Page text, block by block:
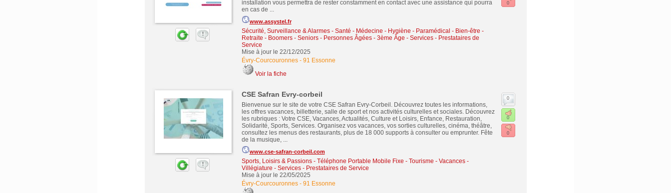
installation vous permettra de rester constamment en contact avec une assistance qui pourra
en cas de ...
www.assystel.fr
Sécurité, Surveillance & Alarmes- Santé - Médecine - Hygiène - Paramédical - Bien-être -
Retraite - Boomers - Seniors - Personnes Âgées - 3ème Âge - Services - Prestataires de
Service
Mise à jour le 22/12/2025
Évry-Courcouronnes- 91 Essonne
Voir la fiche
0
CSE Safran Evry-corbeil
Bienvenue sur le site de votre CSE Safran Evry-Corbeil. Découvrez toutes les informations,
les offres vacances, billetterie, salle de sport et nos activités culturelles et sociales. Découvrez
les rubriques : Votre CSE, Vacances, Actualités, Culture et Loisirs, Enfance, Restauration,
Solidarité, Sports, Services. Organisez vos vacances, vos sorties culturelles, cinéma, théâtre,
consultez les menus des restaurants, plus de 18 000 supports à consulter ou emprunter. Fête
de la musique, ...
www.cse-safran-corbeil.com
Sports, Loisirs & Passions- Téléphone Portable Mobile Fixe - Tourisme - Vacances -
Villégiature - Services - Prestataires de Service
Mise à jour le 22/05/2025
Évry-Courcouronnes- 91 Essonne
0
0
0